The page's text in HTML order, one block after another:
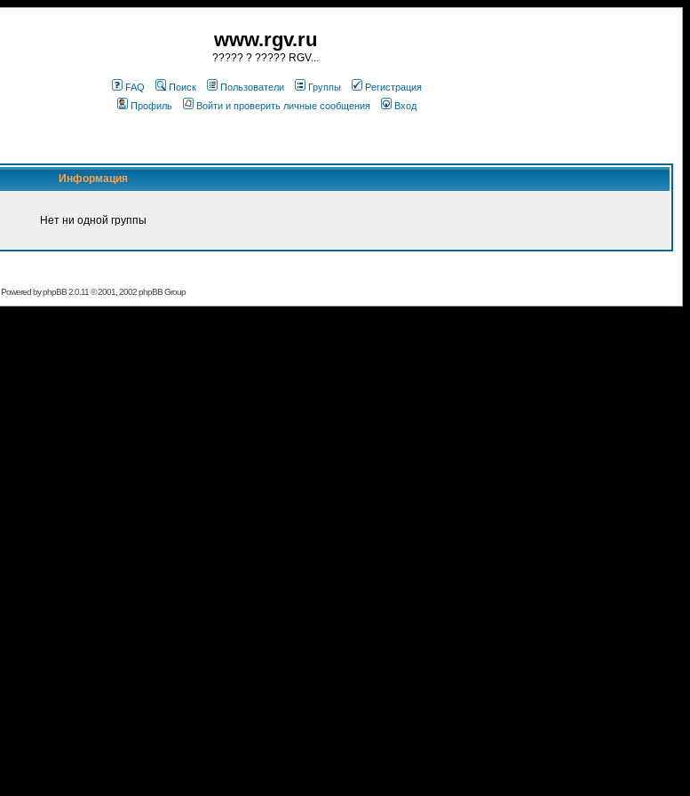
www.rgv.ru
????? ? ????? RGV...
FAQ Поиск Пользователи Группы
Регистрация
Профиль
Войти и проверить личные сообщения Вход
Информация
Нет ни одной группы
Powered byphpBB2.0.11 © 2001, 2002 phpBB Group